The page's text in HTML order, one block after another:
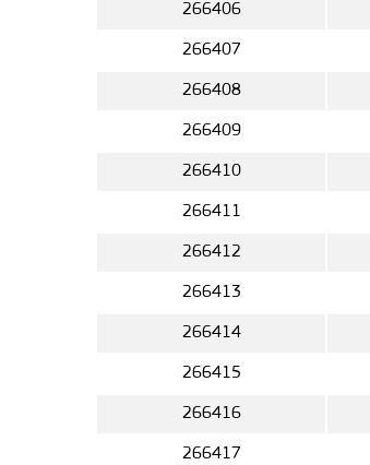
266406
266407
266408
266409
266410
266411
266412
266413
266414
266415
266416
266417